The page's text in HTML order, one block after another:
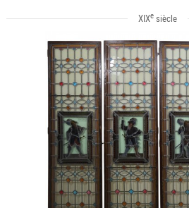
XIXe siècle